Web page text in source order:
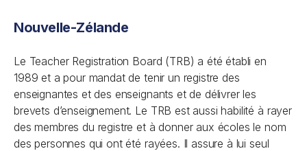
Nouvelle-Zélande
Le Teacher Registration Board (TRB) a été établi en
1989 et a pour mandat de tenir un registre des
enseignantes et des enseignants et de délivrer les
brevets d’enseignement. Le TRB est aussi habilité à rayer
des membres du registre et à donner aux écoles le nom
des personnes qui ont été rayées. Il assure à lui seul